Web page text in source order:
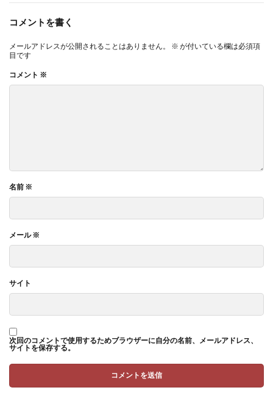
コメントを書く
メールアドレスが公開されることはありません。 ※ が付いている欄は必須項
目です
コメント ※
名前 ※
メール※
サイト
次回のコメントで使用するためブラウザーに自分の名前、メールアドレス、
サイトを保存する。